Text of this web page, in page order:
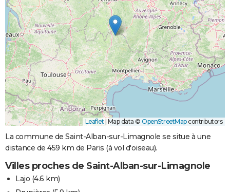
Leaflet Map data © OpenStreetMapcontributors
La commune de Saint-Alban-sur-Limagnole se situe à une
distance de 459 km de Paris (à vol d'oiseau).
Villes proches de Saint-Alban-sur-Limagnole
Lajo (4.6 km)